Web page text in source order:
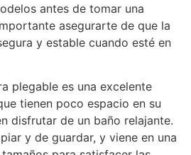
antes de tomar una
asegurarte de que la
y estable cuando esté en
plegable es una excelente
tienen poco espacio en su
disfrutar de un baño relajante.
y de guardar, y viene en una